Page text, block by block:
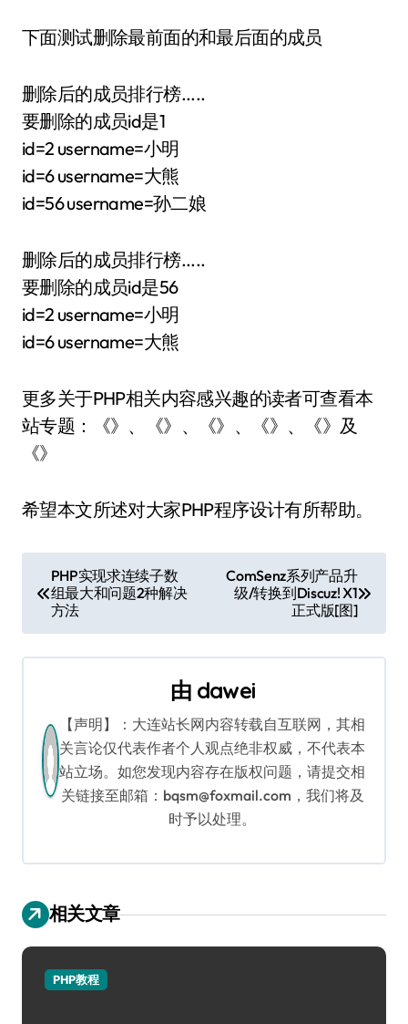
下面测试删除最前面的和最后面的成员
删除后的成员排行榜.....
要删除的成员id是1
id=2 username=小明
id=6 username=大熊
id=56 username=孙二娘
删除后的成员排行榜.....
要删除的成员id是56
id=2 username=小明
id=6 username=大熊
更多关于PHP相关内容感兴趣的读者可查看本
站专题：《》、《》、《》、《》、《》及
《》
希望本文所述对大家PHP程序设计有所帮助。
章
导
PHP实现求连续子数
组最大和问题2种解决
方法
ComSenz系列产品升
级/转换到Discuz! X1
正式版[图]
由 dawei
【声明】：大连站长网内容转载自互联网，其相
关言论仅代表作者个人观点绝非权威，不代表本
站立场。如您发现内容存在版权问题，请提交相
关链接至邮箱：bqsm@foxmail.com，我们将及
时予以处理。
相关文章
PHP教程